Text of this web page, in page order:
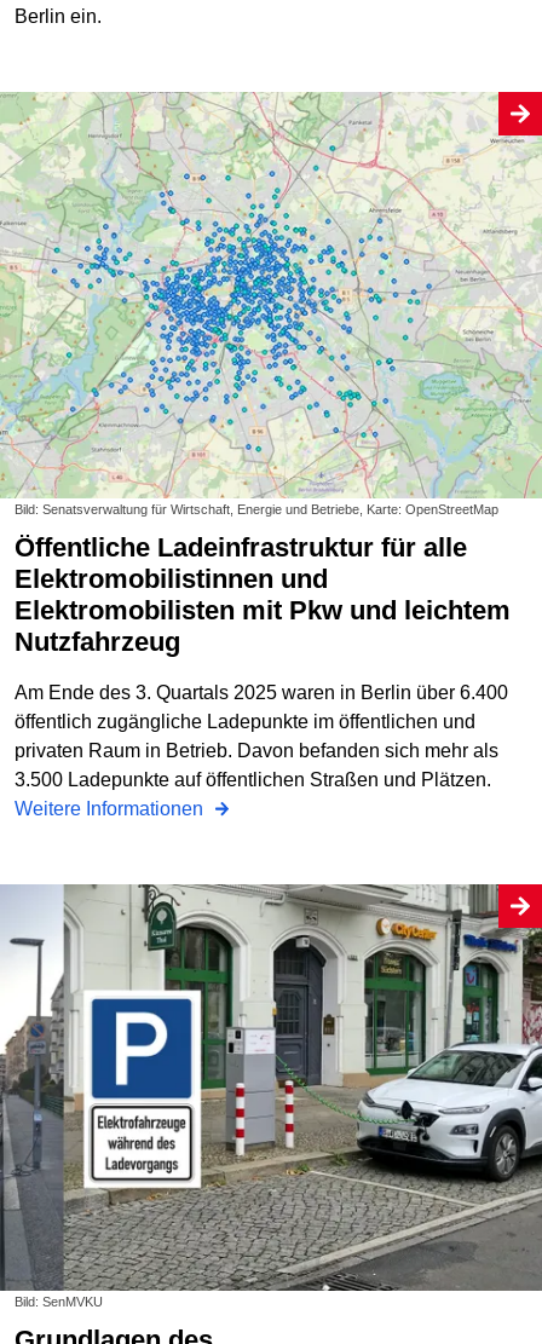
Berlin ein.
Bild: Senatsverwaltung für Wirtschaft, Energie und Betriebe, Karte: OpenStreetMap
Öffentliche Ladeinfrastruktur für alle
Elektromobilistinnen und
Elektromobilisten mit Pkw und leichtem
Nutzfahrzeug
Am Ende des 3. Quartals 2025 waren in Berlin über 6.400
öffentlich zugängliche Ladepunkte im öffentlichen und
privaten Raum in Betrieb. Davon befanden sich mehr als
3.500 Ladepunkte auf öffentlichen Straßen und Plätzen.
Weitere Informationen
Bild: SenMVKU